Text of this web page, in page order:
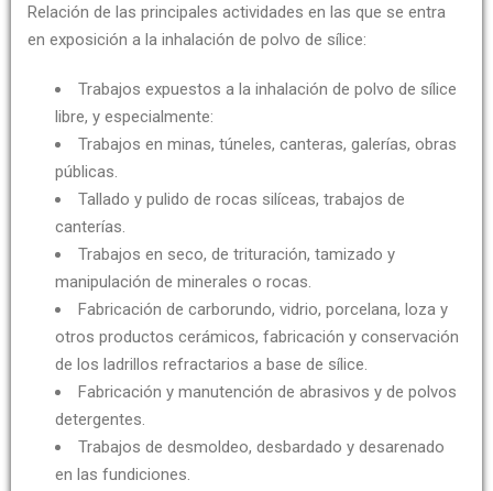
Relación de las principales actividades en las que se entra
en exposición a la inhalación de polvo de sílice:
Trabajos expuestos a la inhalación de polvo de sílice
libre, y especialmente:
Trabajos en minas, túneles, canteras, galerías, obras
públicas.
Tallado y pulido de rocas silíceas, trabajos de
canterías.
Trabajos en seco, de trituración, tamizado y
manipulación de minerales o rocas.
Fabricación de carborundo, vidrio, porcelana, loza y
otros productos cerámicos, fabricación y conservación
de los ladrillos refractarios a base de sílice.
Fabricación y manutención de abrasivos y de polvos
detergentes.
Trabajos de desmoldeo, desbardado y desarenado
en las fundiciones.